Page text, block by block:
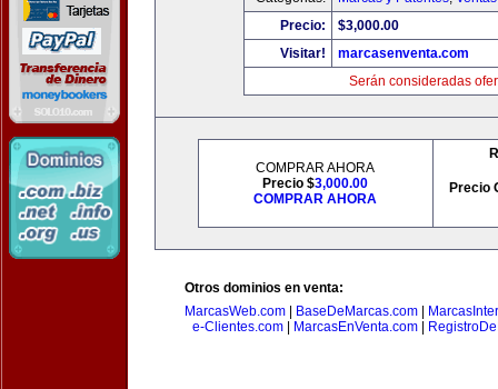
Precio:
$3,000.00
Visitar!
marcasenventa.com
Serán consideradas
COMPRAR AHORA
Precio $3,000.00
COMPRAR AHORA
Precio
Otros dominios en venta:
MarcasWeb.com
BaseDeMarcas.com
e-Clientes.com| MarcasEnVenta.com|